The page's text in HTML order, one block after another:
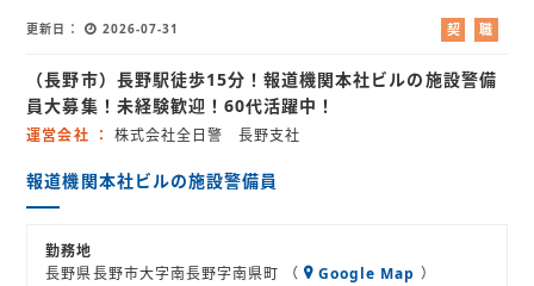
更新日 2026-07-31
契
社
職
紹
（長野市）長野駅徒歩15分！報道機関本社ビルの施設警備
員大募集！未経験歓迎！60代活躍中！
運営会社 株式会社全日警 長野支社
報道機関本社ビルの施設警備員
勤務地
長野県長野市大字南長野字南県町 （
Google Map ）